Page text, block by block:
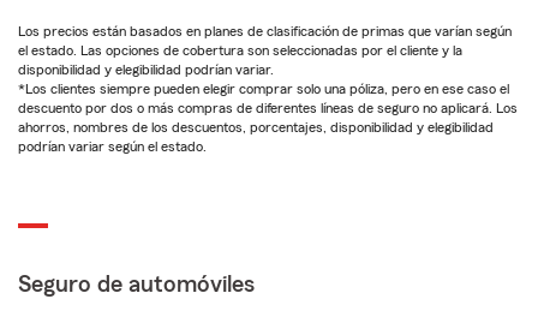
Los precios están basados en planes de clasificación de primas que varían según
el estado. Las opciones de cobertura son seleccionadas por el cliente y la
disponibilidad y elegibilidad podrían variar.
*Los clientes siempre pueden elegir comprar solo una póliza, pero en ese caso el
descuento por dos o más compras de diferentes líneas de seguro no aplicará. Los
ahorros, nombres de los descuentos, porcentajes, disponibilidad y elegibilidad
podrían variar según el estado.
Seguro de automóviles